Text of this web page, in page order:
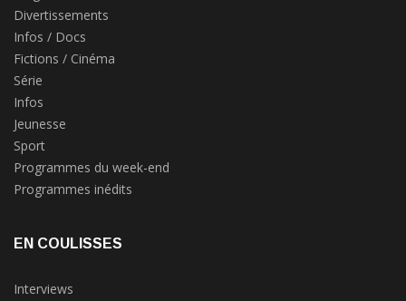
Divertissements
Infos / Docs
Fictions / Cinéma
Série
Infos
Jeunesse
Sport
Programmes du week-end
Programmes inédits
EN COULISSES
Interviews